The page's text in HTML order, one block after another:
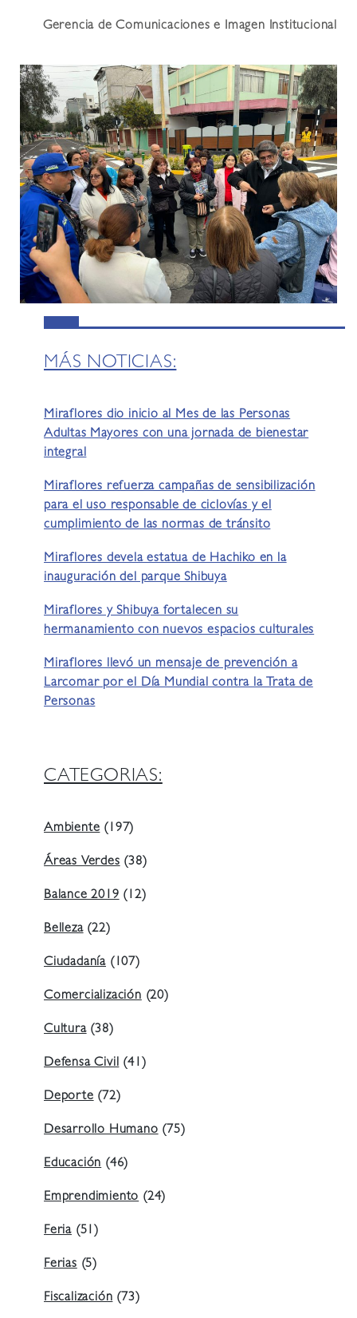
Gerencia de Comunicaciones e Imagen Institucional
MÁS NOTICIAS:
Miraflores dio inicio al Mes de las Personas
Adultas Mayores con una jornada de bienestar
integral
Miraflores refuerza campañas de sensibilización
para el uso responsable de ciclovías y el
cumplimiento de las normas de tránsito
Miraflores devela estatua de Hachiko en la
inauguración del parque Shibuya
Miraflores y Shibuya fortalecen su
hermanamiento con nuevos espacios culturales
Miraflores llevó un mensaje de prevención a
Larcomar por el Día Mundial contra la Trata de
Personas
CATEGORIAS:
Ambiente (197)
Áreas Verdes (38)
Balance 2019 (12)
Belleza(22)
Ciudadanía (107)
Comercialización (20)
Cultura(38)
Defensa Civil (41)
Deporte (72)
Desarrollo Humano (75)
Educación (46)
Emprendimiento (24)
Feria (51)
Ferias (5)
Fiscalización (73)